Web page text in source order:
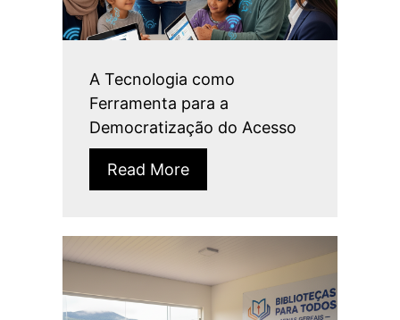
A Tecnologia como
Ferramenta para a
Democratização do Acesso
Read More